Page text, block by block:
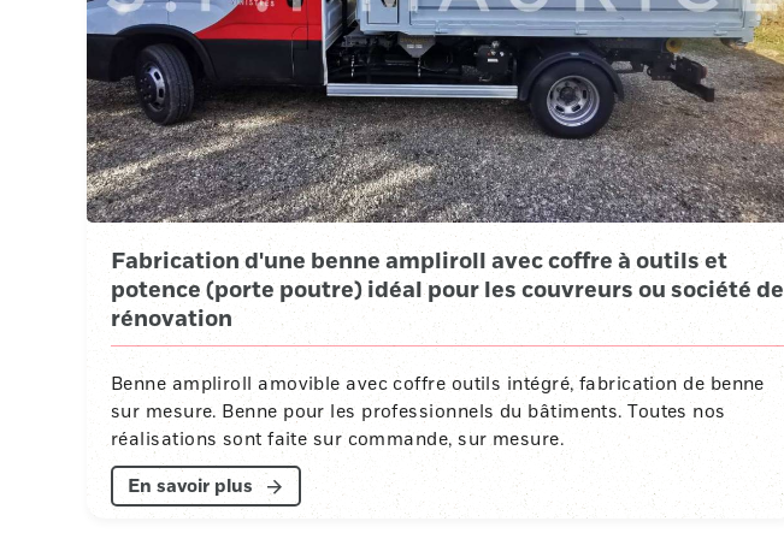
Fabrication d'une benne ampliroll avec coffre à outils et
potence (porte poutre) idéal pour les couvreurs ou société de
rénovation
Benne ampliroll amovible avec coffre outils intégré, fabrication de benne
sur mesure. Benne pour les professionnels du bâtiments. Toutes nos
réalisations sont faite sur commande, sur mesure.
En savoir plus